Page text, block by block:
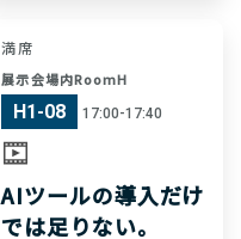
満席
展示会場内RoomH
H1-08 17:00-17:40
AIツールの導入だけ
では足りない。